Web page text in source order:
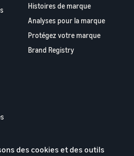
Histoires de marque
Analyses pour la marque
Protégez votre marque
Brand Registry
des cookies et des outils